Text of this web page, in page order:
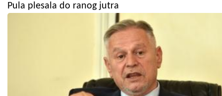
Pula plesala do ranog jutra